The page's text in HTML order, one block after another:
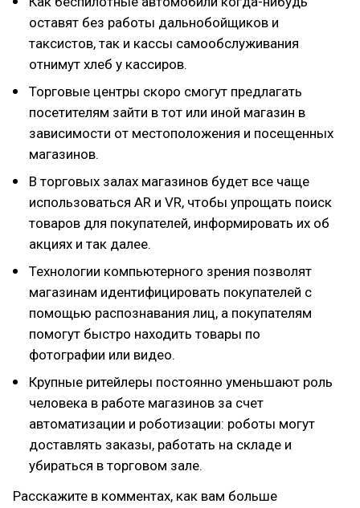
оставят без работы дальнобойщиков и
таксистов, так и кассы самообслуживания
отнимут хлеб у кассиров.
Торговые центры скоро смогут предлагать
посетителям зайти в тот или иной магазин в
зависимости от местоположения и посещенных
магазинов.
В торговых залах магазинов будет все чаще
использоваться AR и VR, чтобы упрощать поиск
товаров для покупателей, информировать их об
акциях и так далее.
Технологии компьютерного зрения позволят
магазинам идентифицировать покупателей с
помощью распознавания лиц, а покупателям
помогут быстро находить товары по
фотографии или видео.
Крупные ритейлеры постоянно уменьшают роль
человека в работе магазинов за счет
автоматизации и роботизации: роботы могут
доставлять заказы, работать на складе и
убираться в торговом зале.
Расскажите в комментах, как вам больше